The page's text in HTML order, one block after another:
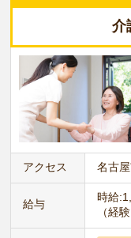
介
アクセス 名古
給与
時給
（経